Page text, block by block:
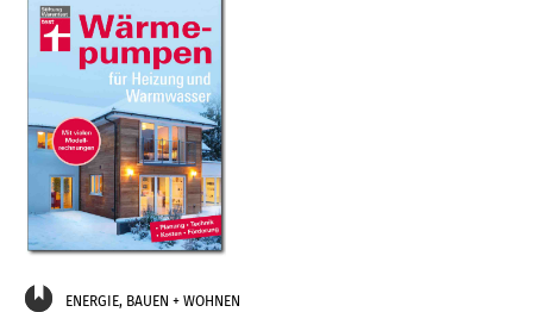
ENERGIE, BAUEN + WOHNEN